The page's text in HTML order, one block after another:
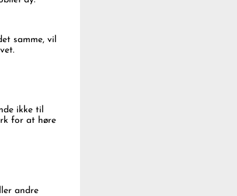
samme, vil
ikke til
for at høre
andre